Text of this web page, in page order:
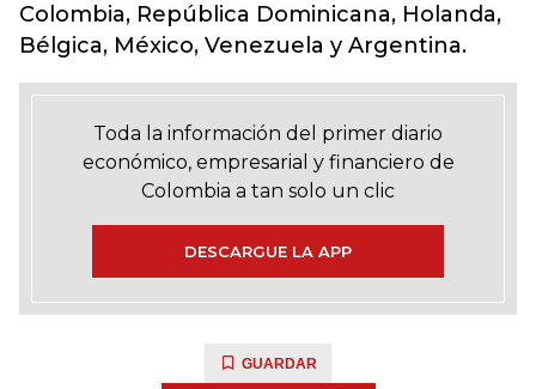
Colombia, República Dominicana, Holanda,
Bélgica, México, Venezuela y Argentina.
Toda la información del primer diario
económico, empresarial y financiero de
Colombia a tan solo un clic
DESCARGUE LA APP
GUARDAR